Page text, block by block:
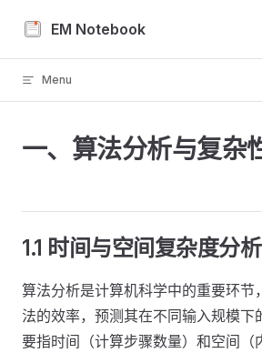
Skip to content
EM Notebook
Menu
一、算法分析与复杂
1.1 时间与空间复杂度分析
算法分析是计算机科学中的重要环节
法的效率，预测其在不同输入规模下
要指时间（计算步骤数量）和空间（